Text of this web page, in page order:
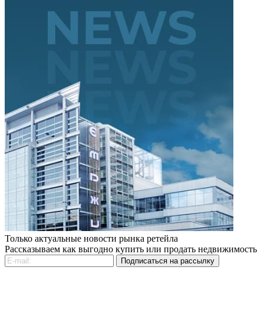
Только актуальные новости рынка ретейла
Рассказываем как выгодно купить или продать недвижимость